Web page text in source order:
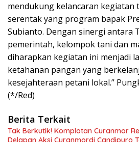
mendukung kelancaran kegiatan
serentak yang program bapak
Subianto. Dengan sinergi antara
pemerintah, kelompok tani dan
diharapkan kegiatan ini menjadi
ketahanan pangan yang
kesejahteraan petani lokal.”
(*/Red)
Berita Terkait
Tak Berkutik! Komplotan Curanmor